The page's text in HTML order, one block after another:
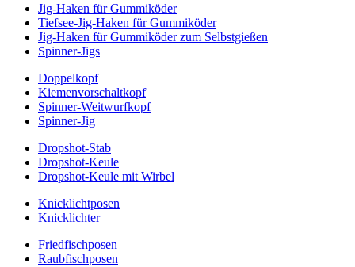
Jig-Haken für Gummiköder
Tiefsee-Jig-Haken für Gummiköder
Jig-Haken für Gummiköder zum Selbstgießen
Spinner-Jigs
Doppelkopf
Kiemenvorschaltkopf
Spinner-Weitwurfkopf
Spinner-Jig
Dropshot-Stab
Dropshot-Keule
Dropshot-Keule mit Wirbel
Knicklichtposen
Knicklichter
Friedfischposen
Raubfischposen